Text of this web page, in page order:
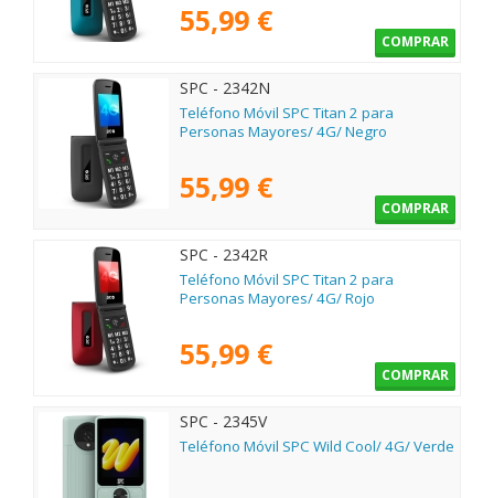
55,99 €
COMPRAR
SPC - 2342N
Teléfono Móvil SPC Titan 2 para
Personas Mayores/ 4G/ Negro
55,99 €
COMPRAR
SPC - 2342R
Teléfono Móvil SPC Titan 2 para
Personas Mayores/ 4G/ Rojo
55,99 €
COMPRAR
SPC - 2345V
Teléfono Móvil SPC Wild Cool/ 4G/ Verde